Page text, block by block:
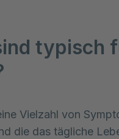
typisch
Vielzahl von
die das tägliche